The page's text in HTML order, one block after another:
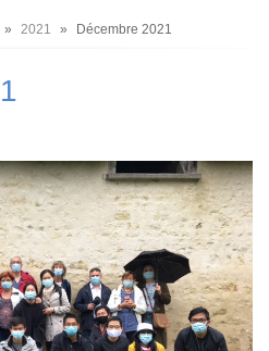
2021 Décembre 2021